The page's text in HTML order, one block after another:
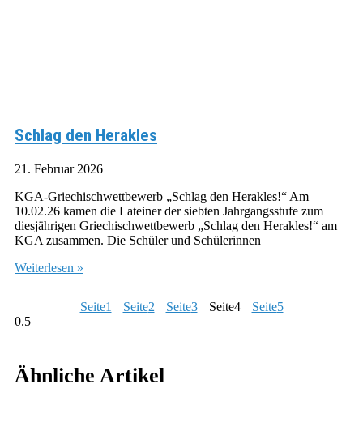
Schlag den Herakles
21. Februar 2026
KGA-Griechischwettbewerb „Schlag den Herakles!“ Am
10.02.26 kamen die Lateiner der siebten Jahrgangsstufe zum
diesjährigen Griechischwettbewerb „Schlag den Herakles!“ am
KGA zusammen. Die Schüler und Schülerinnen
Weiterlesen »
Seite1 Seite2 Seite3 Seite4 Seite5
Ähnliche Artikel